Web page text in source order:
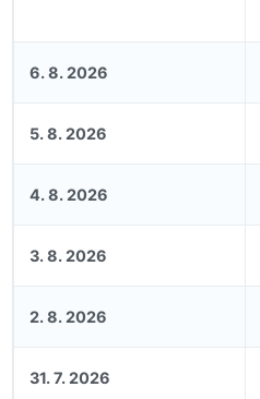
6. 8. 2026
5. 8. 2026
4. 8. 2026
3. 8. 2026
2. 8. 2026
31. 7. 2026